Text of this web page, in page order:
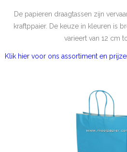
De papieren draagtassen zijn
kraftppaier. De keuze in kleuren is
varieert van 12 cm
Klik hier voor ons assortiment en